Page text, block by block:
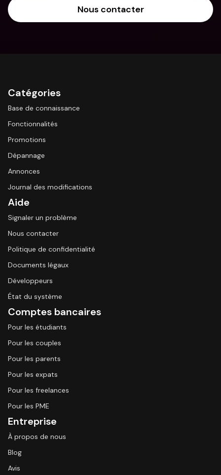
Nous contacter
Catégories
Base de connaissance
Fonctionnalités
Promotions
Dépannage
Annonces
Journal des modifications
Aide
Signaler un problème
Nous contacter
Politique de confidentialité
Documents légaux
Développeurs
État du système
Comptes bancaires
Pour les étudiants
Pour les couples
Pour les parents
Pour les expats
Pour les freelances
Pour les PME
Entreprise
À propos de nous
Blog
Avis